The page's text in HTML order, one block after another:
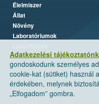
Adatkezelési
gondoskodunk személyes
cookie-kat (sütiket) használ
érdekében, melynek
„Elfogadom” gombra.
Élelmiszer
Állat
Növény
Laboratóriumok